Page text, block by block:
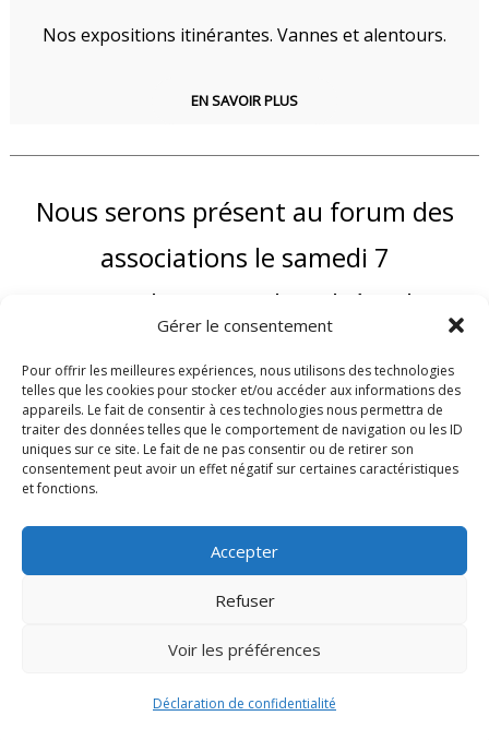
Gérer le consentement
Pour offrir les meilleures expériences, nous utilisons des technologies
telles que les cookies pour stocker et/ou accéder aux informations des
appareils. Le fait de consentir à ces technologies nous permettra de
traiter des données telles que le comportement de navigation ou les ID
uniques sur ce site. Le fait de ne pas consentir ou de retirer son
consentement peut avoir un effet négatif sur certaines caractéristiques
et fonctions.
Accepter
Refuser
Voir les préférences
Déclaration de confidentialité
Nos expositions itinérantes. Vannes et alentours.
EN SAVOIR PLUS
Nous serons présent au forum des
associations le samedi 7
septembre 2024 de 10h à 18h,
questions et vous invitez à nous
rejoindre.
Signify-Child ByClub Photo IUT Vannes @2024